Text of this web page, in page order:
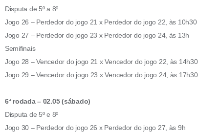
Disputa de 5º a 8º
Jogo 26 – Perdedor do jogo 21 x Perdedor do jogo 22, às 10h30
Jogo 27 – Perdedor do jogo 23 x Perdedor do jogo 24, às 13h
Semifinais
Jogo 28 – Vencedor do jogo 21 x Vencedor do jogo 22, às 14h30
Jogo 29 – Vencedor do jogo 23 x Vencedor do jogo 24, às 17h30
6ª rodada – 02.05 (sábado)
Disputa de 5º e 8º
Jogo 30 – Perdedor do jogo 26 x Perdedor do jogo 27, às 9h